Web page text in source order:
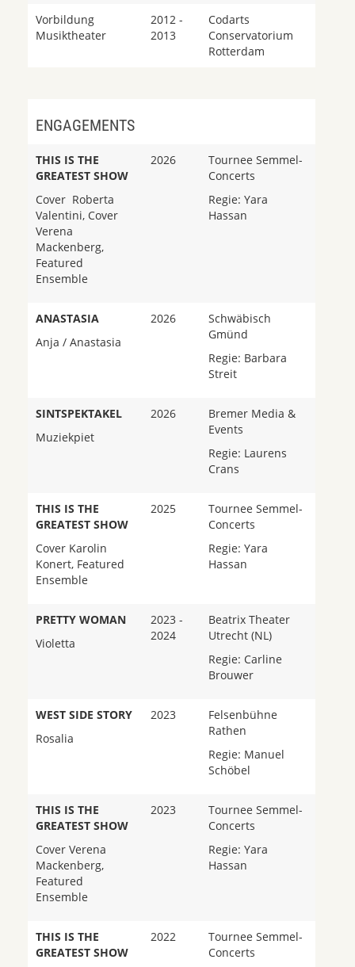
Vorbildung
Musiktheater
2012 -
2013
Codarts
Conservatorium
Rotterdam
ENGAGEMENTS
THIS IS THE
GREATEST SHOW
Cover Roberta
Valentini, Cover
Verena
Mackenberg,
Featured
Ensemble
2026
Tournee Semmel-
Concerts
Regie: Yara
Hassan
ANASTASIA
Anja / Anastasia
2026
Schwäbisch
Gmünd
Regie: Barbara
Streit
SINTSPEKTAKEL
Muziekpiet
2026
Bremer Media &
Events
Regie: Laurens
Crans
THIS IS THE
GREATEST SHOW
Cover Karolin
Konert, Featured
Ensemble
2025
Tournee Semmel-
Concerts
Regie: Yara
Hassan
PRETTY WOMAN
Violetta
2023 -
2024
Beatrix Theater
Utrecht (NL)
Regie: Carline
Brouwer
WEST SIDE STORY
Rosalia
2023
Felsenbühne
Rathen
Regie: Manuel
Schöbel
THIS IS THE
GREATEST SHOW
Cover Verena
Mackenberg,
Featured
Ensemble
2023
Tournee Semmel-
Concerts
Regie: Yara
Hassan
THIS IS THE
GREATEST SHOW
2022
Tournee Semmel-
Concerts